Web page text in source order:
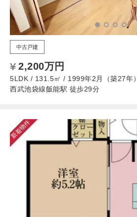
中古戸建
2,200万円
5LDK / 131.5㎡ / 1999年2月（築27年）
西武池袋線飯能駅 徒歩29分
新着物件